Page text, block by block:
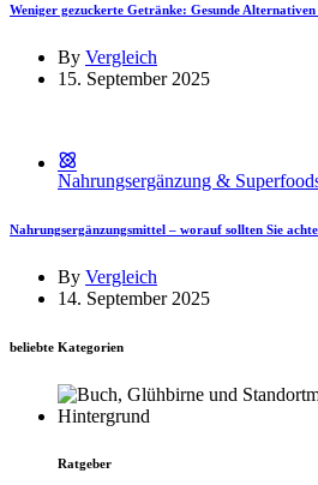
Weniger gezuckerte Getränke: Gesunde Alternativen
By Vergleich
15. September 2025
Nahrungsergänzung &
Nahrungsergänzungsmittel – worauf sollten Sie
By Vergleich
14. September 2025
beliebte Kategorien
Ratgeber